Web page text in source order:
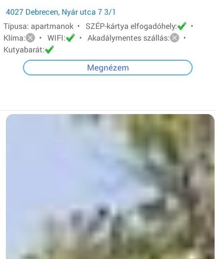
4027 Debrecen, Nyár utca 7 3/1
Típusa: apartmanok • SZÉP-kártya elfogadóhely:
•
Klíma:
• WIFI: • Akadálymentes szállás:
•
Kutyabarát:
Megnézem